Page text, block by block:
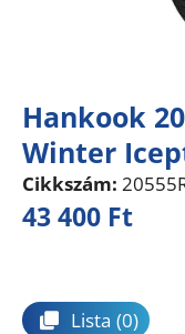
Hankook
Winter
Cikkszám:
43 400 Ft
Lista (0)